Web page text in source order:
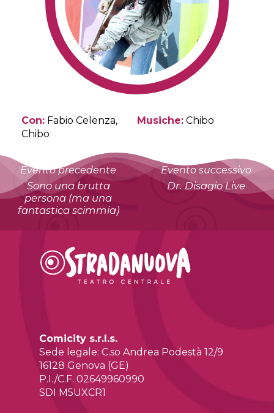
Con: Fabio Celenza,
Chibo
Musiche: Chibo
Evento precedente
Sono una brutta
persona (ma una
fantastica scimmia)
Evento successivo
Dr. Disagio Live
Comicity s.r.l.s.
Sede legale: C.so Andrea Podestà 12/9
16128 Genova (GE)
P.I./C.F. 02649960990
SDI M5UXCR1